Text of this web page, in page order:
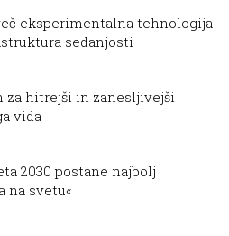
eksperimentalna tehnologija
sedanjosti
za hitrejši in zanesljivejši
vida
2030 postane najbolj
na svetu«